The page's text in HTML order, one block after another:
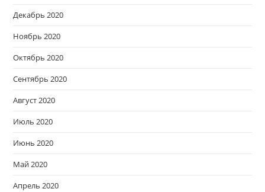
Декабрь 2020
Ноябрь 2020
Октябрь 2020
Сентябрь 2020
Август 2020
Июль 2020
Июнь 2020
Май 2020
Апрель 2020